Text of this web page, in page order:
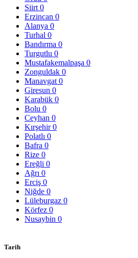
Siirt 0
Erzincan 0
Alanya 0
Turhal 0
Bandırma 0
Turgutlu 0
Mustafakemalpaşa 0
Zonguldak 0
Manavgat 0
Giresun 0
Karabük 0
Bolu 0
Ceyhan 0
Kırşehir0
Polatlı 0
Bafra 0
Rize 0
Ereğli 0
Ağrı 0
Erciş 0
Niğde 0
Lüleburgaz 0
Körfez 0
Nusaybin 0
Tarih